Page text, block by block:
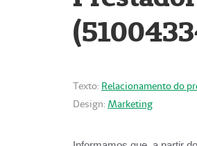
Texto: Relacionamento do
Design: Marketing